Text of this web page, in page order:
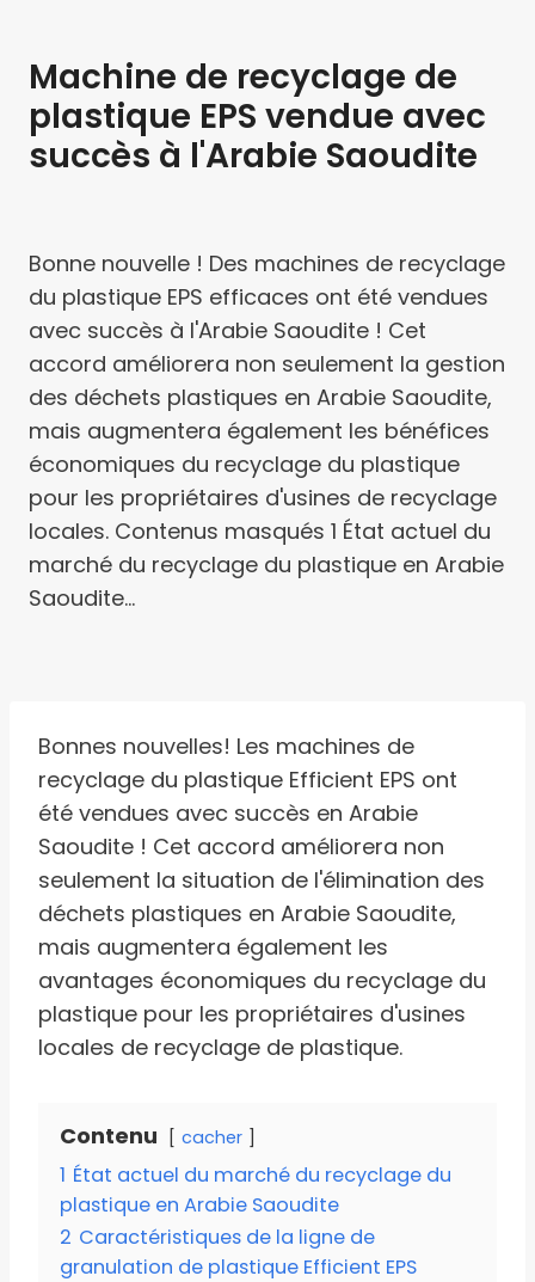
Machine de recyclage de
plastique EPS vendue avec
succès à l'Arabie Saoudite
Bonne nouvelle ! Des machines de recyclage
du plastique EPS efficaces ont été vendues
avec succès à l'Arabie Saoudite ! Cet
accord améliorera non seulement la gestion
des déchets plastiques en Arabie Saoudite,
mais augmentera également les bénéfices
économiques du recyclage du plastique
pour les propriétaires d'usines de recyclage
locales. Contenus masqués 1 État actuel du
marché du recyclage du plastique en Arabie
Saoudite…
Bonnes nouvelles! Les machines de
recyclage du plastique Efficient EPS ont
été vendues avec succès en Arabie
Saoudite ! Cet accord améliorera non
seulement la situation de l'élimination des
déchets plastiques en Arabie Saoudite,
mais augmentera également les
avantages économiques du recyclage du
plastique pour les propriétaires d'usines
locales de recyclage de plastique.
Contenu cacher
1 État actuel du marché du recyclage du
plastique en Arabie Saoudite
2 Caractéristiques de la ligne de
granulation de plastique Efficient EPS